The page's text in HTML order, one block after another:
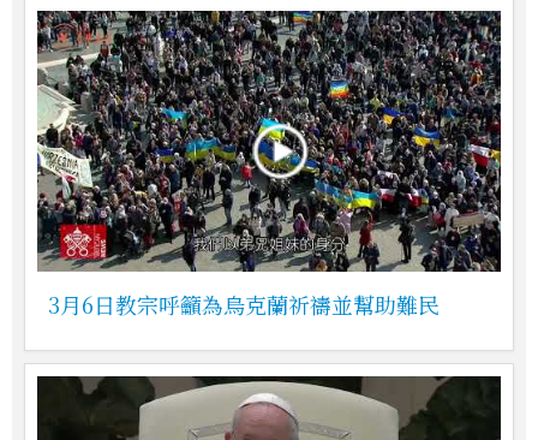
3月6日教宗呼籲為烏克蘭祈禱並幫助難民